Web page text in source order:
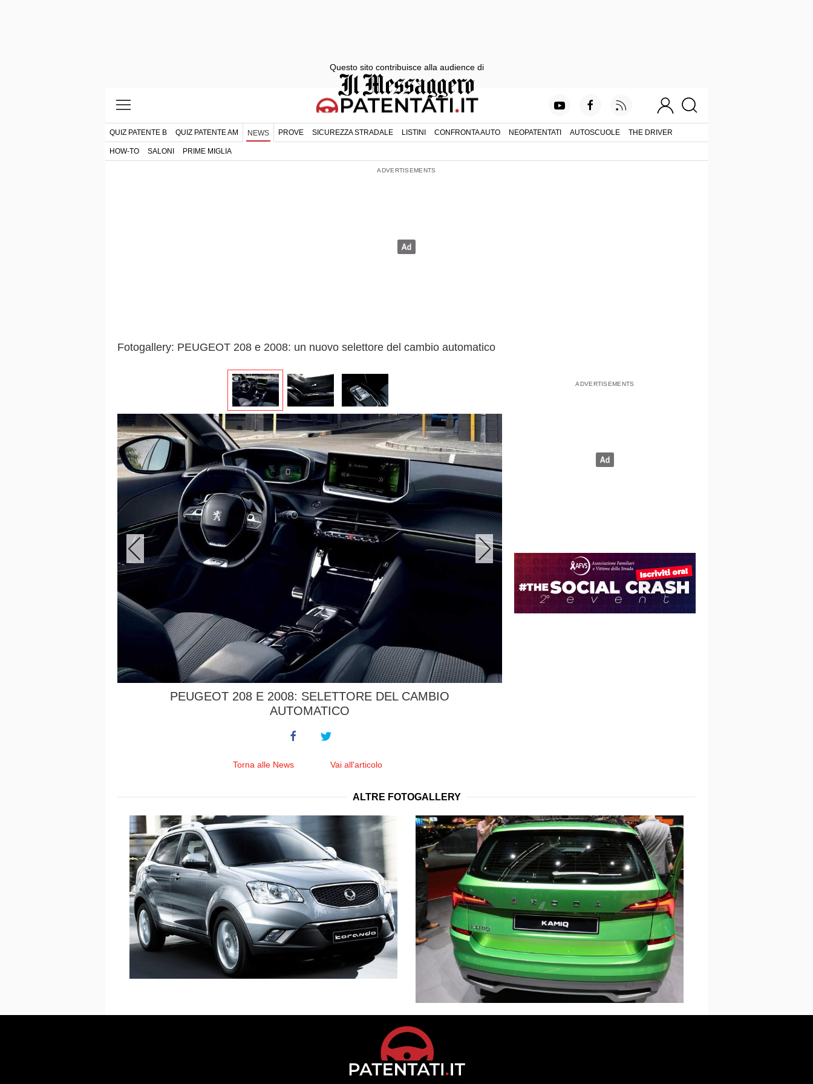
QUIZ PATENTE B QUIZ PATENTE AM NEWS PROVE SICUREZZA STRADALE LISTINI CONFRONTA AUTO NEOPATENTATI AUTOSCUOLE THE DRIVER
HOW-TO SALONI PRIME MIGLIA
Fotogallery: PEUGEOT 208 e 2008: un nuovo selettore del cambio automatico
PEUGEOT 208 E 2008: SELETTORE DEL CAMBIO
AUTOMATICO
Torna alle News Vai all'articolo
ALTRE FOTOGALLERY
Questo sito contribuisce alla audience di